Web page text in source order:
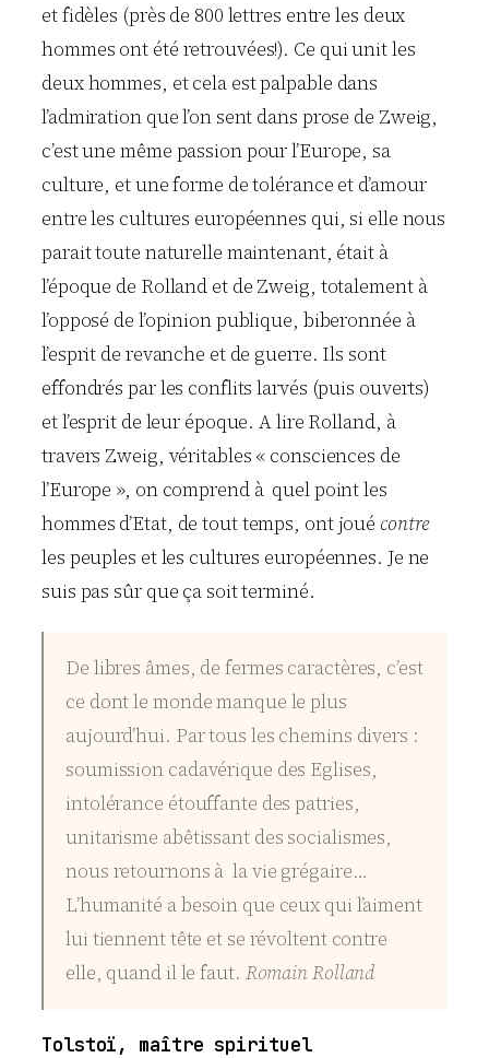
et fidèles (près de 800 lettres entre les deux
hommes ont été retrouvées!). Ce qui unit les
deux hommes, et cela est palpable dans
l’admiration que l’on sent dans prose de Zweig,
c’est une même passion pour l’Europe, sa
culture, et une forme de tolérance et d’amour
entre les cultures européennes qui, si elle nous
parait toute naturelle maintenant, était à
l’époque de Rolland et de Zweig, totalement à
l’opposé de l’opinion publique, biberonnée à
l’esprit de revanche et de guerre. Ils sont
effondrés par les conflits larvés (puis ouverts)
et l’esprit de leur époque. A lire Rolland, à
travers Zweig, véritables « consciences de
l’Europe », on comprend à quel point les
hommes d’Etat, de tout temps, ont joué contre
les peuples et les cultures européennes. Je ne
suis pas sûr que ça soit terminé.
De libres âmes, de fermes caractères, c’est
ce dont le monde manque le plus
aujourd’hui. Par tous les chemins divers :
soumission cadavérique des Eglises,
intolérance étouffante des patries,
unitarisme abêtissant des socialismes,
nous retournons à la vie grégaire…
L’humanité a besoin que ceux qui l’aiment
lui tiennent tête et se révoltent contre
elle, quand il le faut. Romain Rolland
Tolstoï, maître spirituel